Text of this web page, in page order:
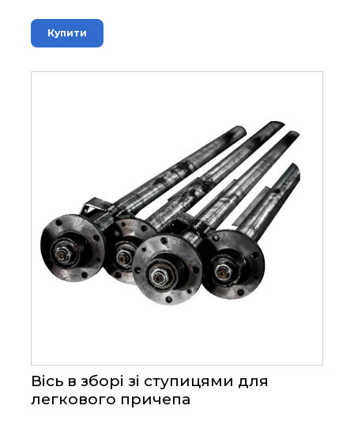
Купити
Вісь в зборі зі ступицями для
легкового причепа